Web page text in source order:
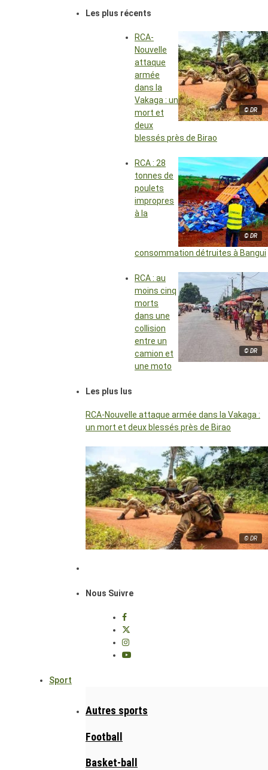
Les plus récents
© DR
RCA-
Nouvelle
attaque
armée
dans la
Vakaga : un
mort et
deux
blessés près de Birao
© DR
RCA : 28
tonnes de
poulets
impropres
à la
consommation détruites à Bangui
© DR
RCA : au
moins cinq
morts
dans une
collision
entre un
camion et
une moto
Les plus lus
RCA-Nouvelle attaque armée dans la Vakaga :
un mort et deux blessés près de Birao
© DR
Nous Suivre
Sport
Autres sports
Football
Basket-ball